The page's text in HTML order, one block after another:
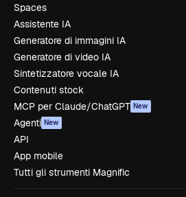
Spaces
Assistente IA
Generatore di immagini IA
Generatore di video IA
Sintetizzatore vocale IA
Contenuti stock
MCP per Claude/ChatGPT New
Agenti New
API
App mobile
Tutti gli strumenti Magnific